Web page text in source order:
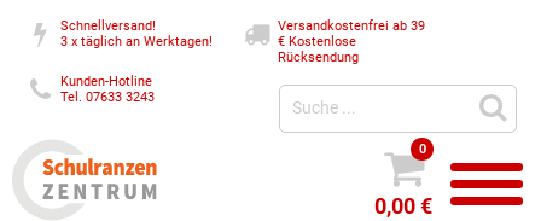
Schnellversand!
3 x täglich an Werktagen!
Versandkostenfrei ab 39
€Kostenlose
Rücksendung
Kunden-Hotline
Tel. 07633 3243
0
0,00 €